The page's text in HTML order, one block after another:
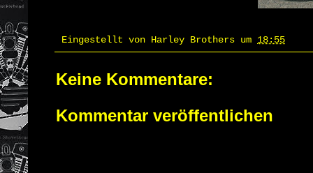
Eingestellt von Harley Brothers um 18:55
Keine Kommentare:
Kommentar veröffentlichen